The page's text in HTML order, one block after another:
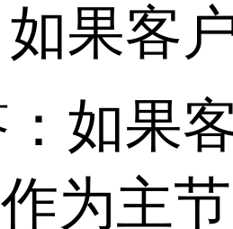
客户
果客
为主